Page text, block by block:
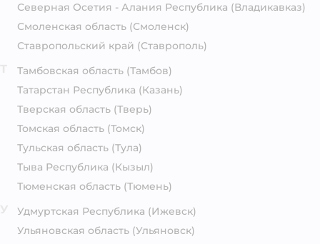
Северная Осетия - Алания Республика (Владикавказ)
Смоленская область (Смоленск)
Ставропольский край (Ставрополь)
Тамбовская область (Тамбов)
Татарстан Республика (Казань)
Тверская область (Тверь)
Томская область (Томск)
Тульская область (Тула)
Тыва Республика (Кызыл)
Тюменская область (Тюмень)
Удмуртская Республика (Ижевск)
Ульяновская область (Ульяновск)